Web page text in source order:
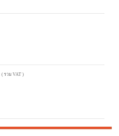
( รวม VAT )